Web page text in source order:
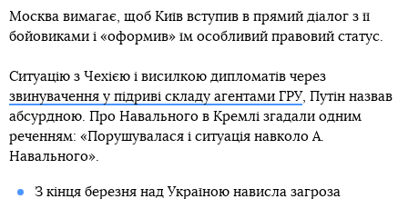
Москва вимагає, щоб Київ вступив в прямий діалог з її
бойовиками і «оформив» їм особливий правовий статус.
Ситуацію з Чехією і висилкою дипломатів через
звинувачення у підриві складу агентами ГРУ, Путін назвав
абсурдною. Про Навального в Кремлі згадали одним
реченням: «Порушувалася і ситуація навколо А.
Навального».
З кінця березня над Україною нависла загроза